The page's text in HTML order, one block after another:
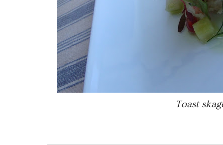
Toast